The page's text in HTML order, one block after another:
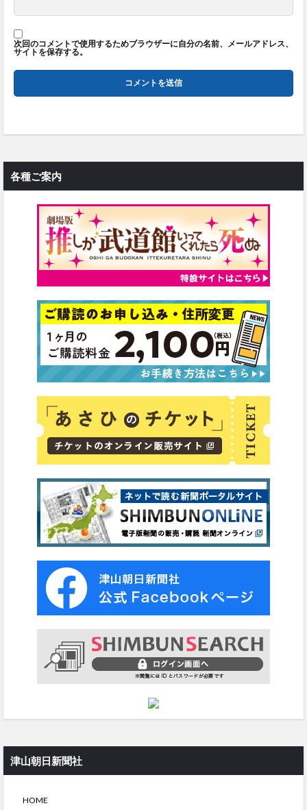
次回のコメントで使用するためブラウザーに自分の名前、メールアドレス、
サイトを保存する。
各種ご案内
津山朝日新聞社
HOME